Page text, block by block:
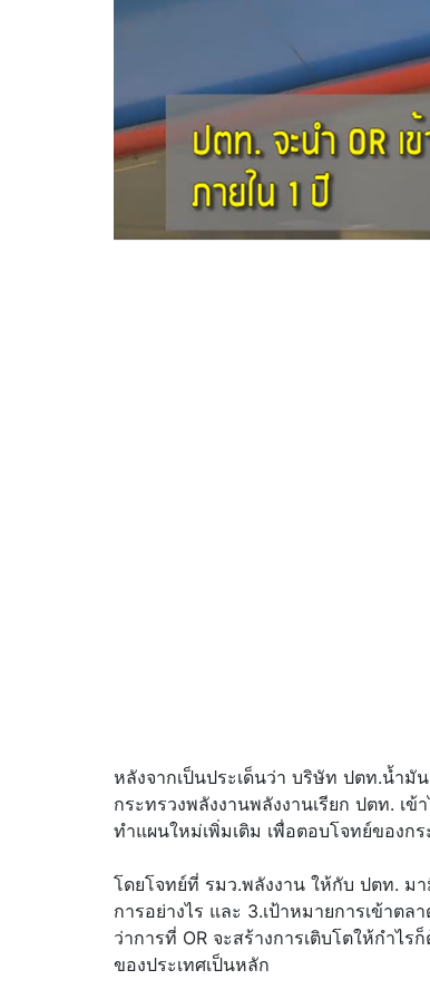
หลังจากเป็นประเด็นว่า บริษัท ปตท.น้ำมั
กระทรวงพลังงานพลังงานเรียก ปตท. เ
ทำแผนใหม่เพิ่มเติม เพื่อตอบโจทย์ของก
โดยโจทย์ที่ รมว.พลังงาน ให้กับ ปตท. ม
การอย่างไร และ 3.เป้าหมายการเข้าต
ว่าการที่ OR จะสร้างการเติบโตให้กำไ
ของประเทศเป็นหลัก